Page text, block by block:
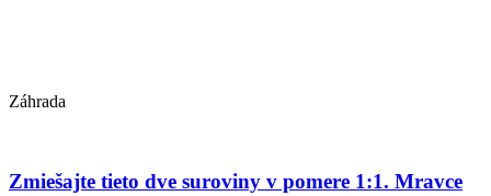
Záhrada
Zmiešajte tieto dve suroviny v pomere 1:1. Mravce